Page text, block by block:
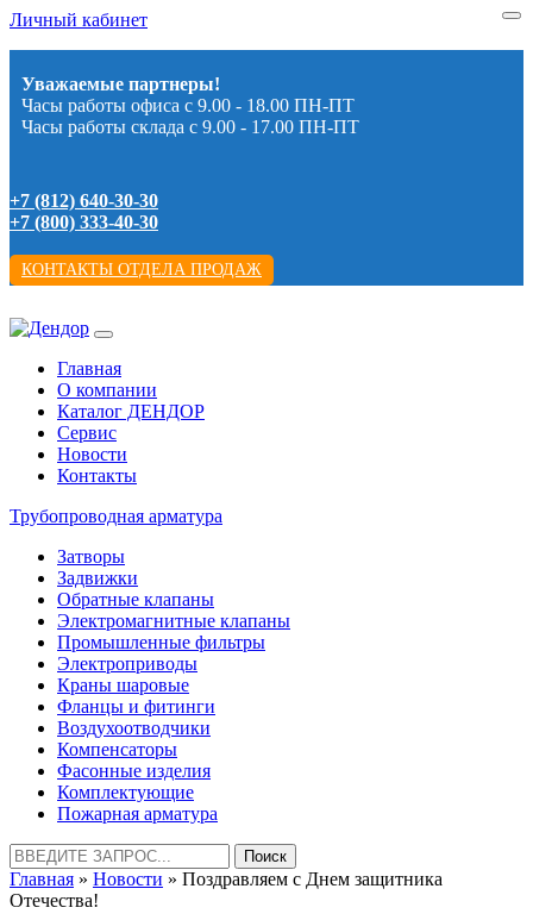
Личный кабинет
Уважаемые партнеры!
Часы работы офиса с 9.00 - 18.00 ПН-ПТ
Часы работы склада с 9.00 - 17.00 ПН-ПТ
+7 (812) 640-30-30
+7 (800) 333-40-30
КОНТАКТЫ ОТДЕЛА ПРОДАЖ
Главная
О компании
Каталог ДЕНДОР
Сервис
Новости
Контакты
Трубопроводная арматура
Затворы
Задвижки
Обратные клапаны
Электромагнитные клапаны
Промышленные фильтры
Электроприводы
Краны шаровые
Фланцы и фитинги
Воздухоотводчики
Компенсаторы
Фасонные изделия
Комплектующие
Пожарная арматура
Найти:
Главная » Новости » Поздравляем с Днем защитника
Отечества!